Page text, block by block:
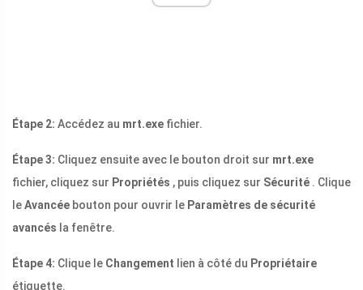
Étape 2: Accédez au mrt.exe fichier.
Étape 3: Cliquez ensuite avec le bouton droit sur mrt.exe
fichier, cliquez sur Propriétés , puis cliquez sur Sécurité . Clique
leAvancée bouton pour ouvrir le Paramètres de sécurité
avancés la fenêtre.
Étape 4: Clique le Changement lien à côté du Propriétaire
étiquette.